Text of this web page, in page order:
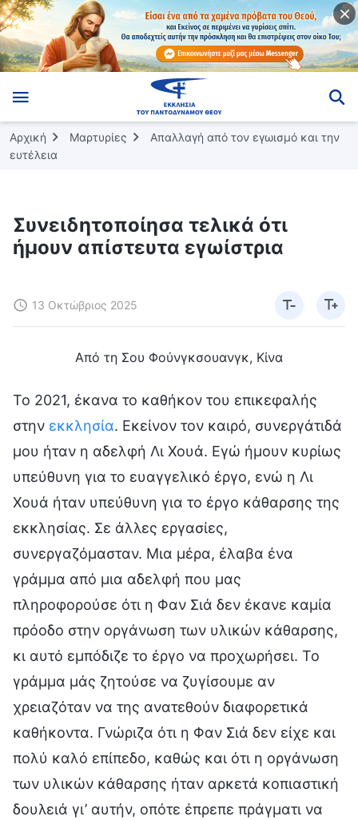
Αρχική Μαρτυρίες
Απαλλαγή από τον εγωισμό και την
ευτέλεια
Συνειδητοποίησα τελικά ότι
ήμουν απίστευτα εγωίστρια
13 Οκτώβριος 2025
Από τη Σου Φούνγκσουανγκ, Κίνα
Το 2021, έκανα το καθήκον του επικεφαλής
στην εκκλησία. Εκείνον τον καιρό, συνεργάτιδά
μου ήταν η αδελφή Λι Χουά. Εγώ ήμουν κυρίως
υπεύθυνη για το ευαγγελικό έργο, ενώ η Λι
Χουά ήταν υπεύθυνη για το έργο κάθαρσης της
εκκλησίας. Σε άλλες εργασίες,
συνεργαζόμασταν. Μια μέρα, έλαβα ένα
γράμμα από μια αδελφή που μας
πληροφορούσε ότι η Φαν Σιά δεν έκανε καμία
πρόοδο στην οργάνωση των υλικών κάθαρσης,
κι αυτό εμπόδιζε το έργο να προχωρήσει. Το
γράμμα μάς ζητούσε να ζυγίσουμε αν
χρειαζόταν να της ανατεθούν διαφορετικά
καθήκοντα. Γνώριζα ότι η Φαν Σιά δεν είχε και
πολύ καλό επίπεδο, καθώς και ότι η οργάνωση
των υλικών κάθαρσης ήταν αρκετά κοπιαστική
δουλειά γι’ αυτήν, οπότε έπρεπε πράγματι να